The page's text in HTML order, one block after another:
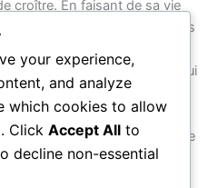
croître. En faisant de sa vie
combats, de sa foi à son refus
un acte de résistance
courage n’est pas celui
mais celui que l’on
citations survivront parce
homme : elles parlent de ce que
d’être.
your experience,
and analyze
which cookies to allow
. Click Accept All to
decline non-essential